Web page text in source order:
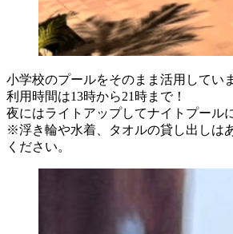
小学校のプールをそのまま活用してい
利用時間は13時から21時まで！
夜にはライトアップしてナイトプール
※浮き輪や水着、タオルの貸し出しは
ください。